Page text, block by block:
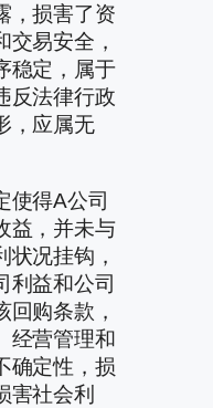
，损害了资
交易安全，
稳定，属于
反法律行政
，应属无
使得A公司
益，并未与
状况挂钩，
利益和公司
回购条款，
经营管理和
确定性，损
害社会利